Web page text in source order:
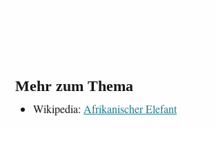
Mehr zum Thema
Wikipedia: Afrikanischer Elefant